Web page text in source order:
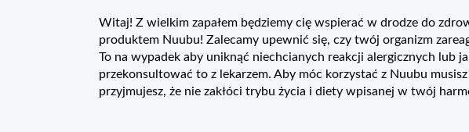
Witaj! Z wielkim zapałem będziemy cię wspierać w drodze do
produktem Nuubu! Zalecamy upewnić się, czy twój organizm
To na wypadek aby uniknąć niechcianych reakcji alergicznych lub
przekonsultować to z lekarzem. Aby móc korzystać z Nuubu
przyjmujesz, że nie zakłóci trybu życia i diety wpisanej w twój